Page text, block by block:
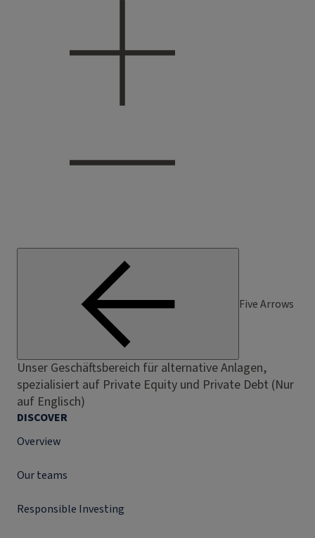
Five Arrows
Unser Geschäftsbereich für alternative Anlagen,
spezialisiert auf Private Equity und Private Debt (Nur
auf Englisch)
DISCOVER
Overview
Our teams
Responsible Investing